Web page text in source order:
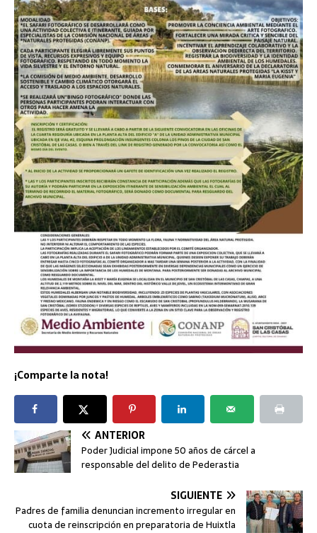
¡Comparte la nota!
ANTERIOR
Poder Judicial impone 50 años de cárcel a
responsable del delito de Pederastia
SIGUIENTE
Padres de familia denuncian incremento irregular en
cuota de reinscripción en preparatoria de Huixtla